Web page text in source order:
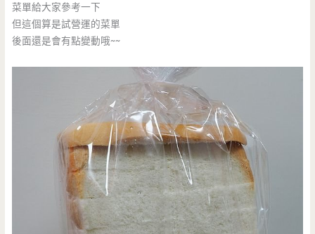
菜單給大家參考一下
但這個算是試營運的菜單
後面還是會有點變動哦~~